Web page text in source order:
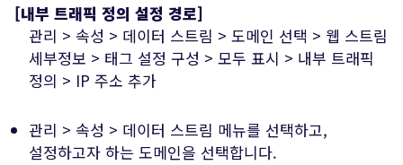
[내부 트래픽 정의 설정 경로]
관리 > 속성 > 데이터 스트림 > 도메인 선택 > 웹 스트림
세부정보 > 태그 설정 구성 > 모두 표시 > 내부 트래픽
정의 > IP 주소 추가
관리 > 속성 > 데이터 스트림 메뉴를 선택하고,
설정하고자 하는 도메인을 선택합니다.